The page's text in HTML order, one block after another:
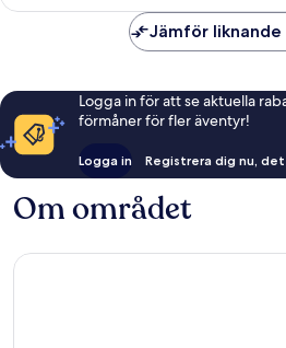
Jämför
Logga in för att se aktuella
förmåner för fler äventyr!
Logga in Registrera dig nu,
Om området